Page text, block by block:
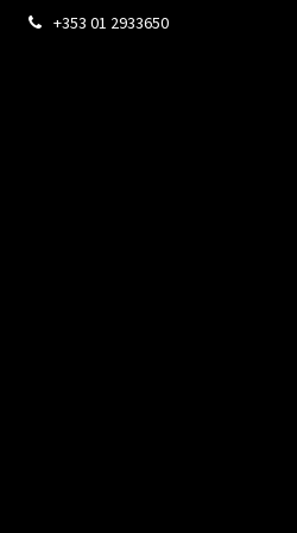
 +353 01 2933650